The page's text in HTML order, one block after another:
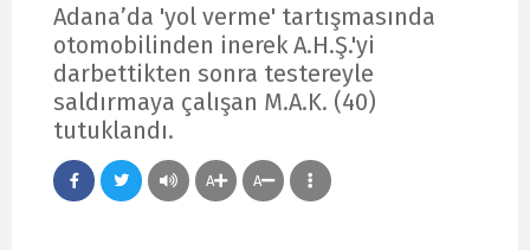
Adana’da 'yol verme' tartışmasında
otomobilinden inerek A.H.Ş.'yi
darbettikten sonra testereyle
saldırmaya çalışan M.A.K. (40)
tutuklandı.
A A